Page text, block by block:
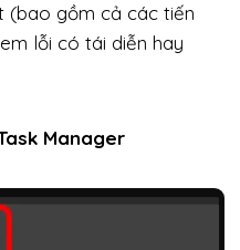
(bao gồm cả các tiến
lỗi có tái diễn hay
Manager